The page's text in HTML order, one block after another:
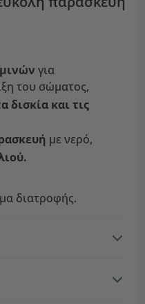
για
του σώματος,
δισκία και τις
με νερό,
διατροφής.